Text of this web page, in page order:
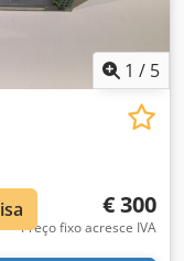
1 / 5
€ 300
Preço fixo acresce IVA